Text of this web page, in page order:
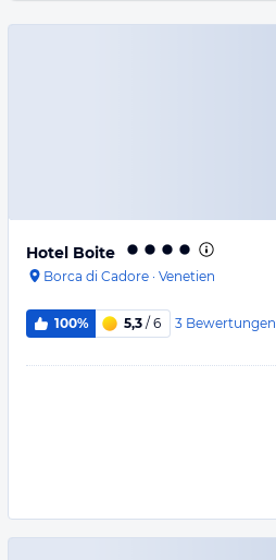
Hotel Boite
Borca di Cadore · Venetien
100% 5,3 / 6 3 Bewertungen